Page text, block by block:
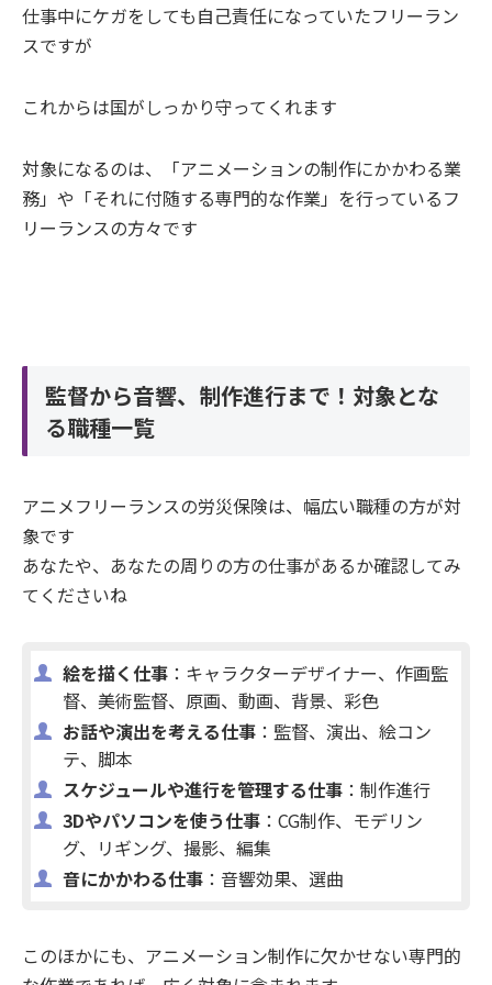
仕事中にケガをしても自己責任になっていたフリーラン
スですが
これからは国がしっかり守ってくれます
対象になるのは、「アニメーションの制作にかかわる業
務」や「それに付随する専門的な作業」を行っているフ
リーランスの方々です
監督から音響、制作進行まで！対象とな
る職種一覧
アニメフリーランスの労災保険は、幅広い職種の方が対
象です
あなたや、あなたの周りの方の仕事があるか確認してみ
てくださいね
絵を描く仕事：キャラクターデザイナー、作画監
督、美術監督、原画、動画、背景、彩色
お話や演出を考える仕事：監督、演出、絵コン
テ、脚本
スケジュールや進行を管理する仕事：制作進行
3Dやパソコンを使う仕事：CG制作、モデリン
グ、リギング、撮影、編集
音にかかわる仕事：音響効果、選曲
このほかにも、アニメーション制作に欠かせない専門的